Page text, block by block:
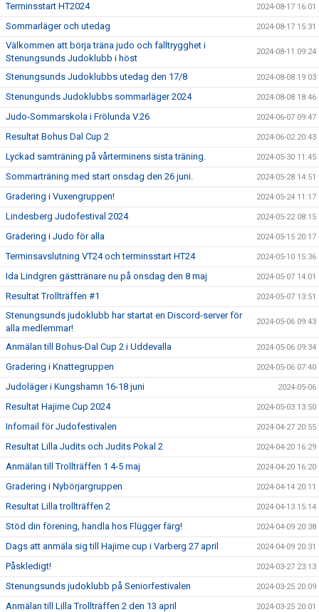
Terminsstart HT2024 2024-08-17 16:01
Sommarläger och utedag 2024-08-17 15:31
Välkommen att börja träna judo och falltrygghet i
Stenungsunds Judoklubb i höst
2024-08-11 09:24
Stenungsunds Judoklubbs utedag den 17/8 2024-08-08 19:03
Stenungunds Judoklubbs sommarläger 2024 2024-08-08 18:46
Judo-Sommarskola i Frölunda V.26 2024-06-07 09:47
Resultat Bohus Dal Cup 2 2024-06-02 20:43
Lyckad samträning på vårterminens sista träning. 2024-05-30 11:45
Sommarträning med start onsdag den 26 juni. 2024-05-28 14:51
Gradering i Vuxengruppen! 2024-05-24 11:17
Lindesberg Judofestival 2024 2024-05-22 08:15
Gradering i Judo för alla 2024-05-15 20:17
Terminsavslutning VT24 och terminsstart HT24 2024-05-10 15:36
Ida Lindgren gästtränare nu på onsdag den 8 maj 2024-05-07 14:01
Resultat Trollträffen #1 2024-05-07 13:51
Stenungsunds judoklubb har startat en Discord-server för
alla medlemmar!
2024-05-06 09:43
Anmälan till Bohus-Dal Cup 2 i Uddevalla 2024-05-06 09:34
Gradering i Knattegruppen 2024-05-06 07:40
Judoläger i Kungshamn 16-18 juni 2024-05-06
Resultat Hajime Cup 2024 2024-05-03 13:50
Infomail för Judofestivalen 2024-04-27 20:55
Resultat Lilla Judits och Judits Pokal 2 2024-04-20 16:29
Anmälan till Trollträffen 1 4-5 maj 2024-04-20 16:20
Gradering i Nybörjargruppen 2024-04-14 20:11
Resultat Lilla trollträffen 2 2024-04-13 15:14
Stöd din förening, handla hos Flügger färg! 2024-04-09 20:38
Dags att anmäla sig till Hajime cup i Varberg 27 april 2024-04-09 20:31
Påskledigt! 2024-03-27 23:13
Stenungsunds judoklubb på Seniorfestivalen 2024-03-25 20:09
Anmälan till Lilla Trollträffen 2 den 13 april 2024-03-25 20:01